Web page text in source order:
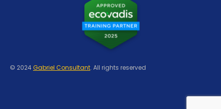
© 2024Gabriel Consultant. All rights reserved